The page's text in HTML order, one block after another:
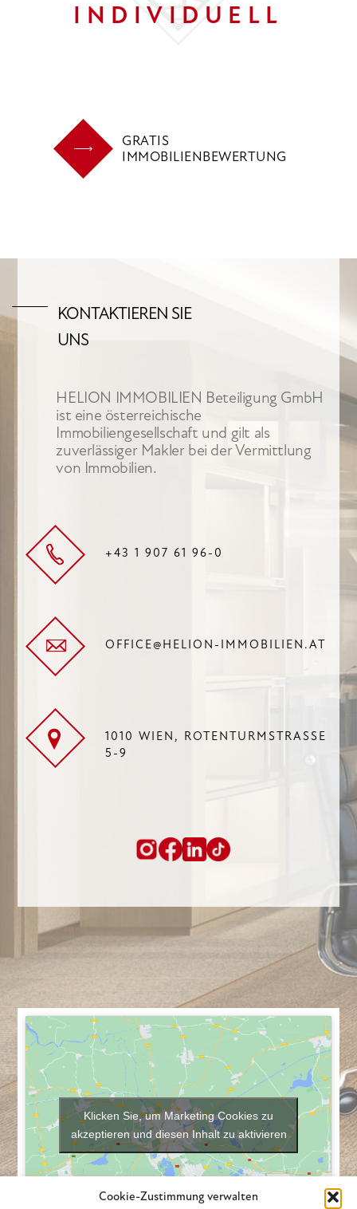
Cookie-Zustimmung verwalten
INDIVIDUELL
GRATIS
IMMOBILIENBEWERTUNG
KONTAKTIEREN SIE
UNS
HELION IMMOBILIEN Beteiligung GmbH
ist eine österreichische
Immobiliengesellschaft und gilt als
zuverlässiger Makler bei der Vermittlung
von Immobilien.
+43 1 907 61 96-0
OFFICE@HELION-IMMOBILIEN.AT
1010 WIEN, ROTENTURMSTRASSE 5
-9
Klicken Sie, um Marketing Cookies zu
akzeptieren und diesen Inhalt zu aktivieren